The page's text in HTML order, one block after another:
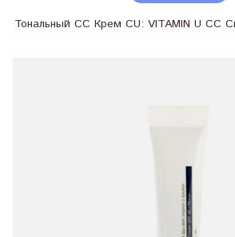
Тональный СС Крем CU: VITAMIN U CC